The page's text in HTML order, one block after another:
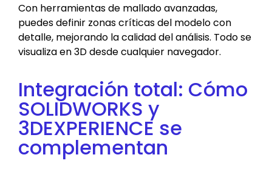
Con herramientas de mallado avanzadas,
puedes definir zonas críticas del modelo con
detalle, mejorando la calidad del análisis. Todo se
visualiza en 3D desde cualquier navegador.
Integración total: Cómo
SOLIDWORKS y
3DEXPERIENCE se
complementan